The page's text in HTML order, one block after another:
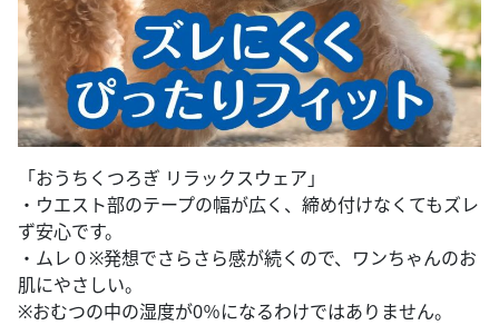
「おうちくつろぎ リラックスウェア」
・ウエスト部のテープの幅が広く、締め付けなくてもズレ
ず安心です。
・ムレ０※発想でさらさら感が続くので、ワンちゃんのお
肌にやさしい。
※おむつの中の湿度が0％になるわけではありません。